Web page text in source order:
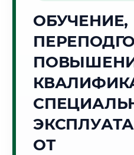
🏘️
Г.
Точное
Пятница,
Погода в г.
🌅 Восход:
ОБУЧЕНИЕ,
ОТ